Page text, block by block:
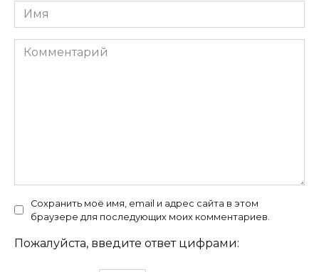
Имя
Комментарий
Сохранить моё имя, email и адрес сайта в этом
браузере для последующих моих комментариев.
Пожалуйста, введите ответ цифрами: